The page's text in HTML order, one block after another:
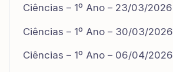
Ciências – 1º Ano – 23/03/2026
Ciências – 1º Ano – 30/03/2026
Ciências – 1º Ano – 06/04/2026